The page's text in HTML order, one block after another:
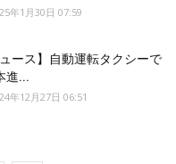
年1月30日 07:59
ース】自動運転タクシーで
進...
年12月27日 06:51